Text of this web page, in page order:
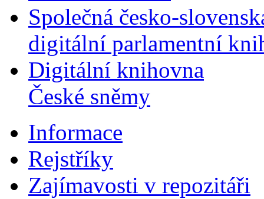
Společná česko-
digitální parlamentní
Digitální knihovna
České sněmy
Informace
Rejstříky
Zajímavosti v repozitáři